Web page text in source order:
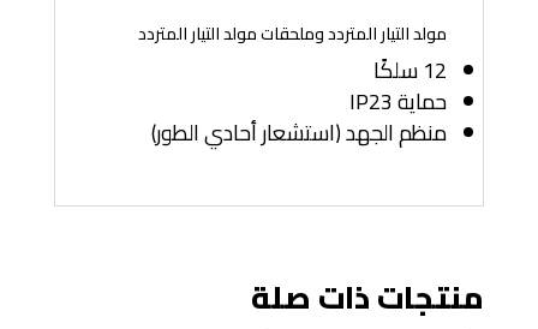
مولد التيار المتردد وملحقات مولد التيار المتردد
12 سلكًا
حماية IP23
منظم الجهد (استشعار أحادي الطور)
منتجات ذات صلة